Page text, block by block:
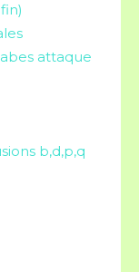
attaque
b,d,p,q